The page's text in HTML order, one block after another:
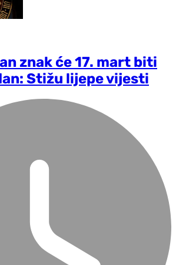
znak će 17. mart biti
Stižu lijepe vijesti